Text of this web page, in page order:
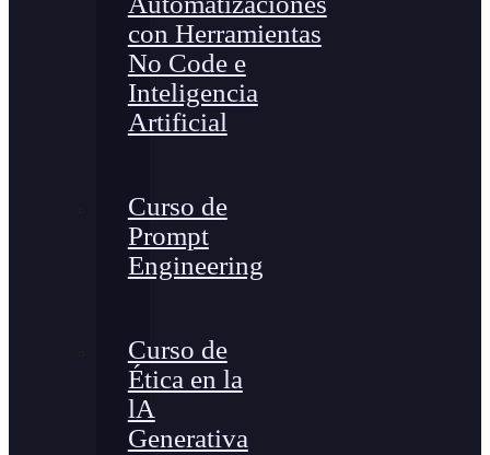
con Herramientas
No Code e
Inteligencia
Artificial
Curso de
Prompt
Engineering
Curso de
Ética en la
lA
Generativa